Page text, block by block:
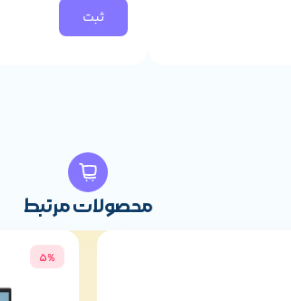
خریداری بفرمایید.
محصولات مرتبط
5%